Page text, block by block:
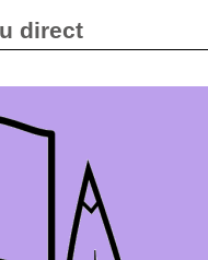
direct